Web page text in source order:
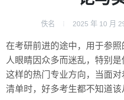
佚名 2025 年 10 月
在考研前进的途中，用于参
人眼睛因众多而迷乱，特别
这样的热门专业方向，当面
清单时，好多考生都不知道该